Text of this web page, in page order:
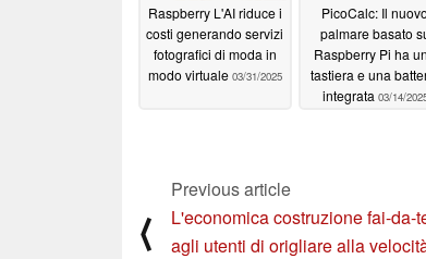
Raspberry L'AI riduce i
costi generando servizi
fotografici di moda in
modo virtuale 03/31/2025
PicoCalc: Il
palmare basato
Raspberry Pi ha
tastiera e una
integrata 03/14/
⟨
Previous article
L'economica costruzione fai-da-
agli utenti di origliare alla